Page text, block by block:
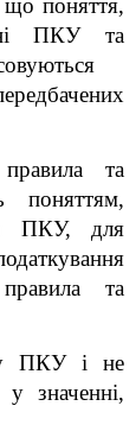
поняття,
ПКУ та
та
поняттям,
ПКУ, для
та
у ПКУ і не
значенні,